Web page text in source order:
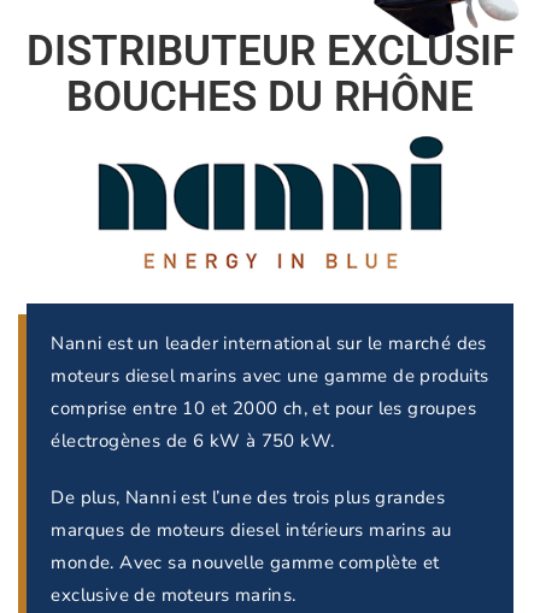
DISTRIBUTEUR EXCLUSIF
BOUCHES DU RHÔNE
Nanni est un leader international sur le marché des
moteurs diesel marins avec une gamme de produits
comprise entre 10 et 2000 ch, et pour les groupes
électrogènes de 6 kW à 750 kW.
De plus, Nanni est l’une des trois plus grandes
marques de moteurs diesel intérieurs marins au
monde. Avec sa nouvelle gamme complète et
exclusive de moteurs marins.